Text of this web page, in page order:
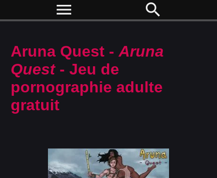
menu search
Aruna Quest -Aruna
Quest- Jeu de
pornographie adulte
gratuit